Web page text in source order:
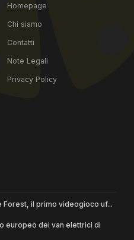
Homepage
Chi siamo
Contatti
Note Legali
Privacy Policy
Forest, il primo videogioco uf...
europeo dei van elettrici di